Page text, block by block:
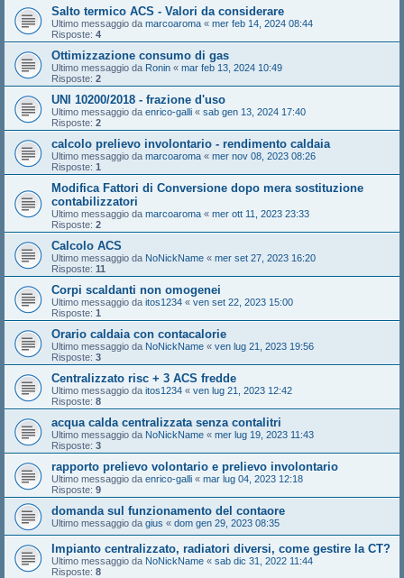
Salto termico ACS - Valori da considerare
Ultimo messaggio da marcoaroma « mer feb 14, 2024 08:44
Risposte: 4
Ottimizzazione consumo di gas
Ultimo messaggio da Ronin « mar feb 13, 2024 10:49
Risposte: 2
UNI 10200/2018 - frazione d'uso
Ultimo messaggio da enrico-galli « sab gen 13, 2024 17:40
Risposte: 2
calcolo prelievo involontario - rendimento caldaia
Ultimo messaggio da marcoaroma « mer nov 08, 2023 08:26
Risposte: 1
Modifica Fattori di Conversione dopo mera sostituzione
contabilizzatori
Ultimo messaggio da marcoaroma « mer ott 11, 2023 23:33
Risposte: 2
Calcolo ACS
Ultimo messaggio da NoNickName « mer set 27, 2023 16:20
Risposte: 11
Corpi scaldanti non omogenei
Ultimo messaggio da itos1234 « ven set 22, 2023 15:00
Risposte: 1
Orario caldaia con contacalorie
Ultimo messaggio da NoNickName « ven lug 21, 2023 19:56
Risposte: 3
Centralizzato risc + 3 ACS fredde
Ultimo messaggio da itos1234 « ven lug 21, 2023 12:42
Risposte: 8
acqua calda centralizzata senza contalitri
Ultimo messaggio da NoNickName « mer lug 19, 2023 11:43
Risposte: 3
rapporto prelievo volontario e prelievo involontario
Ultimo messaggio da enrico-galli « mar lug 04, 2023 12:18
Risposte: 9
domanda sul funzionamento del contaore
Ultimo messaggio da gius « dom gen 29, 2023 08:35
Impianto centralizzato, radiatori diversi, come gestire la CT?
Ultimo messaggio da NoNickName « sab dic 31, 2022 11:44
Risposte: 8